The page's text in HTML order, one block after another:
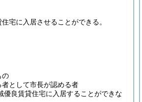
宅に入居させることができる。
の
として市長が認める者
優良賃貸住宅に入居することができな